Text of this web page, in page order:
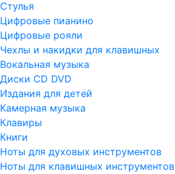
Стулья
Цифровые пианино
Цифровые рояли
Чехлы и накидки для клавишных
Вокальная музыка
Диски CD DVD
Издания для детей
Камерная музыка
Клавиры
Книги
Ноты для духовых инструментов
Ноты для клавишных инструментов